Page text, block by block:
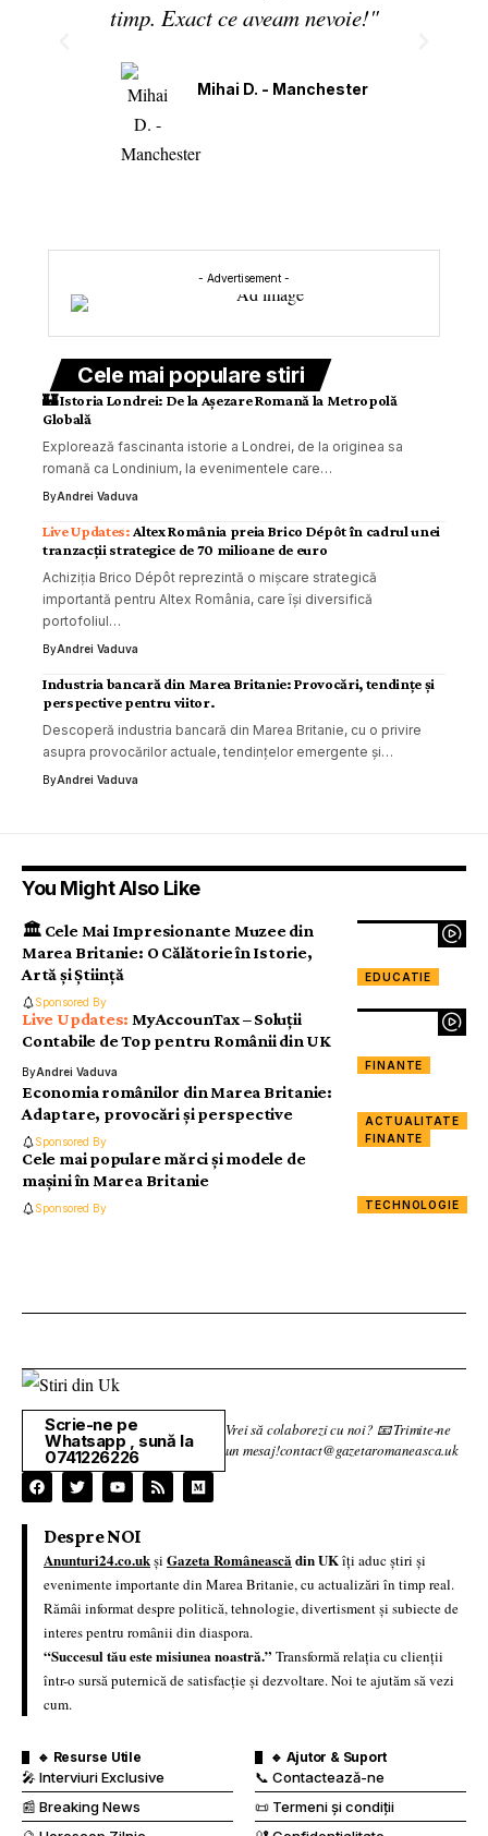
timp. Exact ce aveam nevoie!"
Mihai D. - Manchester
- Advertisement -
Cele mai populare stiri
🏰 Istoria Londrei: De la Așezare Romană la Metropolă
Globală
Explorează fascinanta istorie a Londrei, de la originea sa
romană ca Londinium, la evenimentele care…
ByAndrei Vaduva
Altex România preia Brico Dépôt în cadrul unei
tranzacții strategice de 70 milioane de euro
Achiziția Brico Dépôt reprezintă o mișcare strategică
importantă pentru Altex România, care își diversifică
portofoliul…
ByAndrei Vaduva
Industria bancară din Marea Britanie: Provocări, tendințe și
perspective pentru viitor.
Descoperă industria bancară din Marea Britanie, cu o privire
asupra provocărilor actuale, tendințelor emergente și…
ByAndrei Vaduva
You Might Also Like
EDUCATIE
🏛️ Cele Mai Impresionante Muzee din
Marea Britanie: O Călătorie în Istorie,
Artă și Știință
Sponsored By
FINANTE
MyAccounTax – Soluții
Contabile de Top pentru Românii din UK
ByAndrei Vaduva
ACTUALITATE
FINANTE
Economia românilor din Marea Britanie:
Adaptare, provocări și perspective
Sponsored By
TECHNOLOGIE
Cele mai populare mărci și modele de
mașini în Marea Britanie
Sponsored By
Scrie-ne pe
Whatsapp , sună la
0741226226
Vrei să colaborezi cu noi? 📧 Trimite-ne
un mesaj!contact@gazetaromaneasca.uk
Despre NOI
Anunturi24.co.ukși Gazeta Românească din UKîți aduc știri și
evenimente importante din Marea Britanie, cu actualizări în timp real.
Rămâi informat despre politică, tehnologie, divertisment și subiecte de
interes pentru românii din diaspora.
“Succesul tău este misiunea noastră.” Transformă relația cu clienții
într-o sursă puternică de satisfacție și dezvoltare. Noi te ajutăm să vezi
cum.
🔹 Resurse Utile
🎤 Interviuri Exclusive
📰 Breaking News
🔹 Ajutor & Suport
📞 Contactează-ne
📜 Termeni și condiții